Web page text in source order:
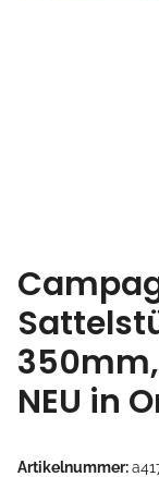
NEU in
Artikelnummer: